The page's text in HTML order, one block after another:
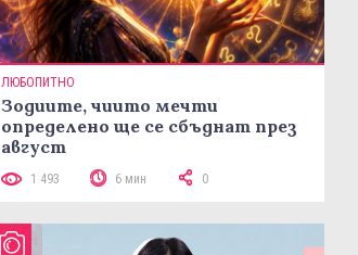
ЛЮБОПИТНО
Зодиите, чиито мечти
определено ще се сбъднат през
август
1 493 6 мин 0